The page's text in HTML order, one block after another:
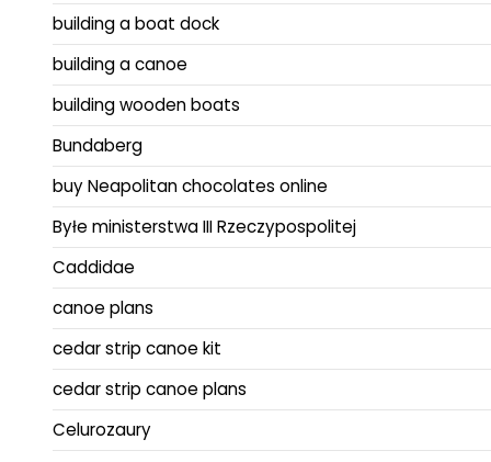
building a boat dock
building a canoe
building wooden boats
Bundaberg
buy Neapolitan chocolates online
Byłe ministerstwa III Rzeczypospolitej
Caddidae
canoe plans
cedar strip canoe kit
cedar strip canoe plans
Celurozaury